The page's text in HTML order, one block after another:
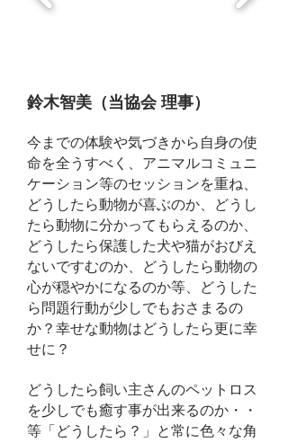
鈴木智美（当協会 理事）
今までの体験や気づきから自身の使
命を全うすべく、アニマルコミュニ
ケーション等のセッションを重ね、
どうしたら動物が喜ぶのか、どうし
たら動物に分かってもらえるのか、
どうしたら保護した犬や猫がおびえ
ないですむのか、どうしたら動物の
心が穏やかになるのか等、どうした
ら問題行動が少しでもおさまるの
か？幸せな動物はどうしたら更に幸
せに？
どうしたら飼い主さんのペットロス
を少しでも癒す事が出来るのか・・
等「どうしたら？」と常に色々な角